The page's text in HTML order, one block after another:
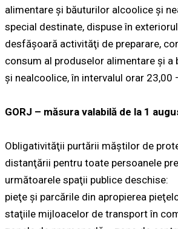
alimentare şi băuturilor alcoolice şi
special destinate, dispuse în
desfăşoară activităţi de preparare,
consum al produselor alimentare şi a
şi nealcoolice, în intervalul orar 23,00
GORJ – măsura valabilă de la 1
Obligativităţii purtării măştilor de
distanţării pentru toate persoanele
următoarele spaţii publice deschise:
pieţe și parcările din apropierea
staţiile mijloacelor de transport în